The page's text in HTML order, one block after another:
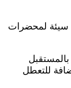
سيئة لمحضرات
للتعطل